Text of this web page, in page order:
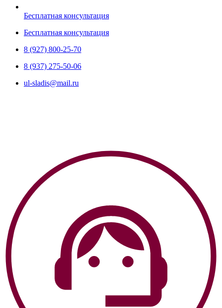
Бесплатная консультация
Бесплатная консультация
8 (927) 800-25-70
8 (937) 275-50-06
ul-sladis@mail.ru